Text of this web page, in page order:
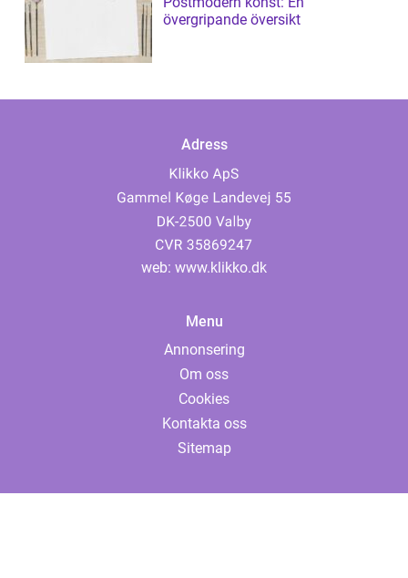
övergripande översikt
Adress
web: www.klikko.dk
Menu
Annonsering
Om oss
Cookies
Kontakta oss
Sitemap